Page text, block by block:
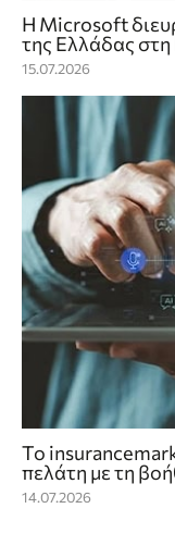
Η Microsoft
της Ελλάδας
15.07.2026
Το
πελάτη με τη
14.07.2026